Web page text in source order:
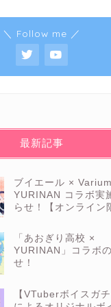
＼ Follow me ／
最新記事
ブイエール ×
YURINAN コラボ実
らせ！【オンライン
「あおぎり高校 ×
YURINAN」コラボ
せ！
【VTuberボイスガ